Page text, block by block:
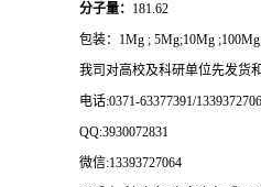
分子量： 181.62
包装： 1Mg ; 5Mg;10Mg
我司对高校及科研单位先发货和
电话:0371-63377391/
QQ:3930072831
微信:13393727064